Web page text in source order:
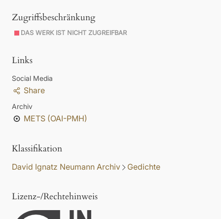
Zugriffsbeschränkung
DAS WERK IST NICHT ZUGREIFBAR
Links
Social Media
Share
Archiv
METS (OAI-PMH)
Klassifikation
David Ignatz Neumann Archiv Gedichte
Lizenz-/Rechtehinweis